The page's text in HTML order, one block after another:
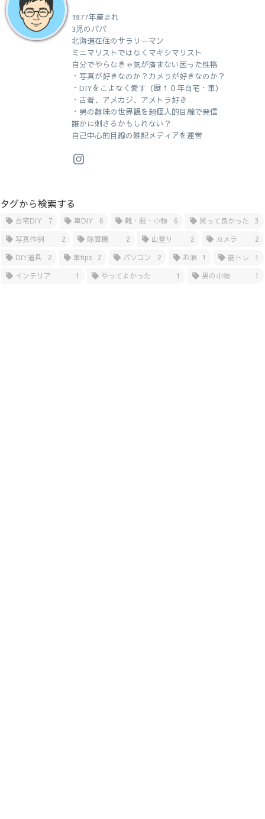
1977年産まれ
3児のパパ
北海道在住のサラリーマン
ミニマリストではなくマキシマリスト
自分でやらなきゃ気が済まない困った性格
・写真が好きなのか？カメラが好きなのか？
・DIYをこよなく愛す（歴１０年自宅・車）
・古着、アメカジ、アメトラ好き
・男の趣味の世界観を超個人的目線で発信
誰かに刺さるかもしれない？
自己中心的目線の雑記メディアを運営
タグから検索する
自宅DIY 7 車DIY 6 靴・服・小物 6 買って良かった
3
写真作例
2 除雪機 2 山登り 2 カメラ
2
DIY道具
2 車tips 2 パソコン 2 お酒 1 筋トレ
1
インテリア
1 やってよかった 1 男の小物 1